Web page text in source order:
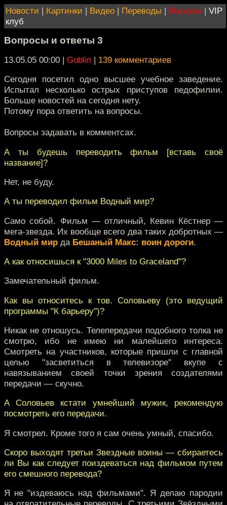
Новости | Картинки | Видео | Переводы | Магазин | VIP
клуб
Вопросы и ответы 3
13.05.05 00:00 | Goblin | 139 комментариев
Сегодня посетил одно высшее учебное заведение.
Испытал несколько острых приступов педофилии.
Больше новостей на сегодня нету.
Потому пора ответить на вопросы.
Вопросы задавать в комментсах.
А ты будешь переводить фильм [вставь своё
название]?
Нет, не буду.
А ты переводил фильм Водный мир?
Само собой. Фильм — отличный, Кевин Кёстнер —
мега-звезда. Их вообще всего два таких добротных —
Водный мир да Бешаный Макс: воин дороги.
А как относишься к "3000 Miles to Graceland"?
Замечательный фильм.
Как вы относитесь к тов. Соловьеву (это ведущий
программы "К барьеру")?
Никак не отношусь. Телепередачи подобного толка не
смотрю, ибо не имею ни малейшего интереса.
Смотреть на участников, которые пришли с главной
целью "засветиться в телевизоре" вкупе с
навязыванием своей точки зрения создателями
передачи — скучно.
А Соловьев кстати умнейший мужик, рекомендую
посмотреть его передачи.
Я смотрел. Кроме того я сам очень умный, спасибо.
Скоро выходят третьи Звездные воины — сбираетесь
ли Вы как следует поиздеваться над фильмом путем
его смешного перевода?
Я не "издеваюсь над фильмами". Я делаю пародии